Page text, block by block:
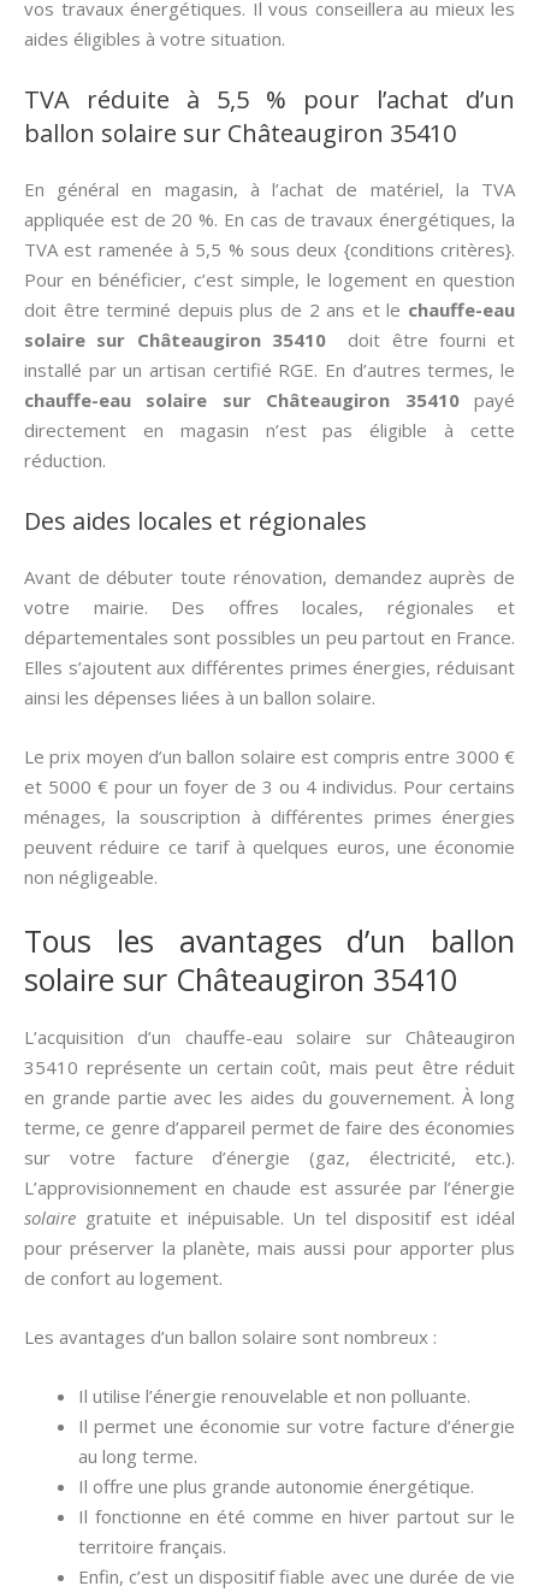
vos travaux énergétiques. Il vous conseillera au mieux les
aides éligibles à votre situation.
TVA réduite à 5,5 % pour l’achat d’un
ballon solaire sur Châteaugiron 35410
En général en magasin, à l’achat de matériel, la TVA
appliquée est de 20 %. En cas de travaux énergétiques, la
TVA est ramenée à 5,5 % sous deux {conditions critères}.
Pour en bénéficier, c’est simple, le logement en question
doit être terminé depuis plus de 2 ans et le chauffe-eau
solaire sur Châteaugiron 35410doit être fourni et
installé par un artisan certifié RGE. En d’autres termes, le
chauffe-eau solaire sur Châteaugiron 35410payé
directement en magasin n’est pas éligible à cette
réduction.
Des aides locales et régionales
Avant de débuter toute rénovation, demandez auprès de
votre mairie. Des offres locales, régionales et
départementales sont possibles un peu partout en France.
Elles s’ajoutent aux différentes primes énergies, réduisant
ainsi les dépenses liées à un ballon solaire.
Le prix moyen d’un ballon solaire est compris entre 3000 €
et 5000 € pour un foyer de 3 ou 4 individus. Pour certains
ménages, la souscription à différentes primes énergies
peuvent réduire ce tarif à quelques euros, une économie
non négligeable.
Tous les avantages d’un ballon
solaire sur Châteaugiron 35410
L’acquisition d’un chauffe-eau solaire sur Châteaugiron
35410 représente un certain coût, mais peut être réduit
en grande partie avec les aides du gouvernement. À long
terme, ce genre d’appareil permet de faire des économies
sur votre facture d’énergie (gaz, électricité, etc.).
L’approvisionnement en chaude est assurée par l’énergie
solaire gratuite et inépuisable. Un tel dispositif est idéal
pour préserver la planète, mais aussi pour apporter plus
de confort au logement.
Les avantages d’un ballon solaire sont nombreux :
Il utilise l’énergie renouvelable et non polluante.
Il permet une économie sur votre facture d’énergie
au long terme.
Il offre une plus grande autonomie énergétique.
Il fonctionne en été comme en hiver partout sur le
territoire français.
Enfin, c’est un dispositif fiable avec une durée de vie